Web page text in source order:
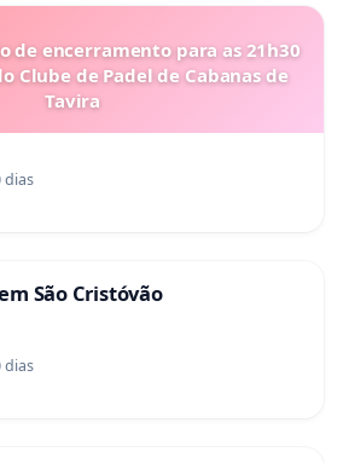
de encerramento para as 21h30
Clube de Padel de Cabanas de
Tavira
dias
São Cristóvão
dias